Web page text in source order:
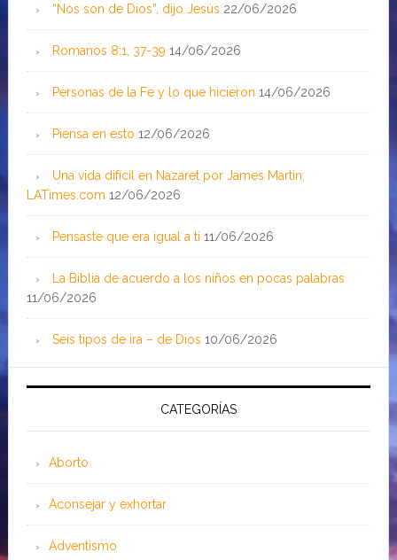
“Nos son de Dios”, dijo Jesús 22/06/2026
Romanos 8:1, 37-39 14/06/2026
Personas de la Fe y lo que hicieron 14/06/2026
Piensa en esto 12/06/2026
Una vida difícil en Nazaret por James Martin;
LATimes.com 12/06/2026
Pensaste que era igual a ti 11/06/2026
La Biblia de acuerdo a los niños en pocas palabras
11/06/2026
Seis tipos de ira – de Dios 10/06/2026
CATEGORÍAS
Aborto
Aconsejar y exhortar
Adventismo